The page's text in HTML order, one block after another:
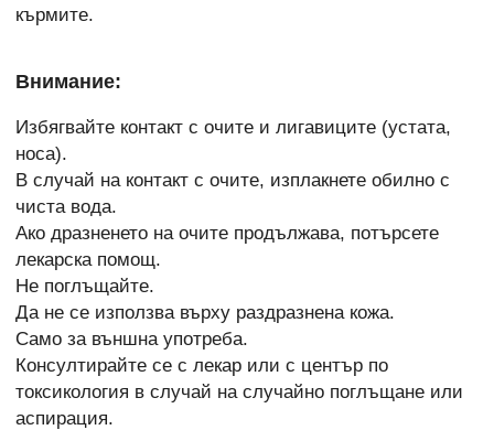
кърмите.
Внимание:
Избягвайте контакт с очите и лигавиците (устата,
носа).
В случай на контакт с очите, изплакнете обилно с
чиста вода.
Ако дразненето на очите продължава, потърсете
лекарска помощ.
Не поглъщайте.
Да не се използва върху раздразнена кожа.
Само за външна употреба.
Консултирайте се с лекар или с център по
токсикология в случай на случайно поглъщане или
аспирация.